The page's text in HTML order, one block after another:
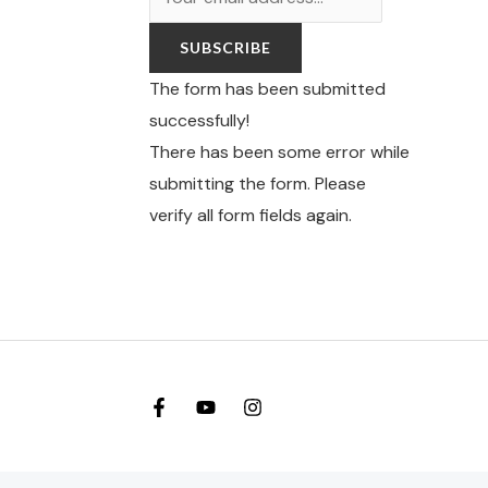
SUBSCRIBE
The form has been submitted
successfully!
There has been some error while
submitting the form. Please
verify all form fields again.